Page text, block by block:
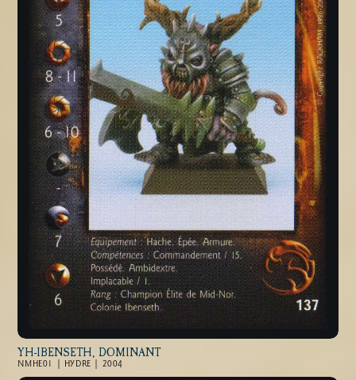
YH-IBENSETH, DOMINANT
NMHE01 | HYDRE | 2004